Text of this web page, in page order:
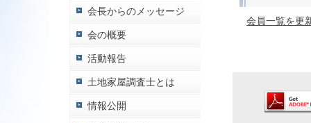
会長からのメッセージ
会の概要
活動報告
土地家屋調査士とは
情報公開
会員一覧を更